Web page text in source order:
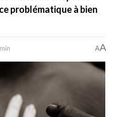
problématique à bien
AA